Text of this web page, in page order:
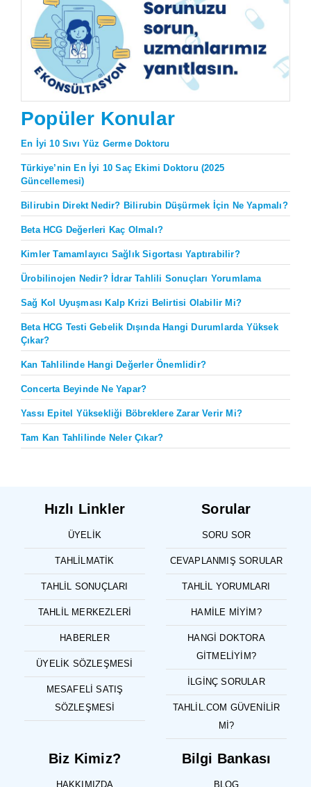
Popüler Konular
En İyi 10 Sıvı Yüz Germe Doktoru
Türkiye’nin En İyi 10 Saç Ekimi Doktoru (2025
Güncellemesi)
Bilirubin Direkt Nedir? Bilirubin Düşürmek İçin Ne Yapmalı?
Beta HCG Değerleri Kaç Olmalı?
Kimler Tamamlayıcı Sağlık Sigortası Yaptırabilir?
Ürobilinojen Nedir? İdrar Tahlili Sonuçları Yorumlama
Sağ Kol Uyuşması Kalp Krizi Belirtisi Olabilir Mi?
Beta HCG Testi Gebelik Dışında Hangi Durumlarda Yüksek
Çıkar?
Kan Tahlilinde Hangi Değerler Önemlidir?
Concerta Beyinde Ne Yapar?
Yassı Epitel Yüksekliği Böbreklere Zarar Verir Mi?
Tam Kan Tahlilinde Neler Çıkar?
Hızlı Linkler
ÜYELIK
TAHLILMATIK
TAHLIL SONUÇLARI
TAHLIL MERKEZLERI
HABERLER
ÜYELIK SÖZLEŞMESI
MESAFELI SATIŞ
SÖZLEŞMESI
Sorular
SORU SOR
CEVAPLANMIŞ SORULAR
TAHLIL YORUMLARI
HAMILE MIYIM?
HANGI DOKTORA
GITMELIYIM?
İLGINÇ SORULAR
TAHLIL.COM GÜVENILIR
MI?
Biz Kimiz?
HAKKIMIZDA
Bilgi Bankası
BLOG